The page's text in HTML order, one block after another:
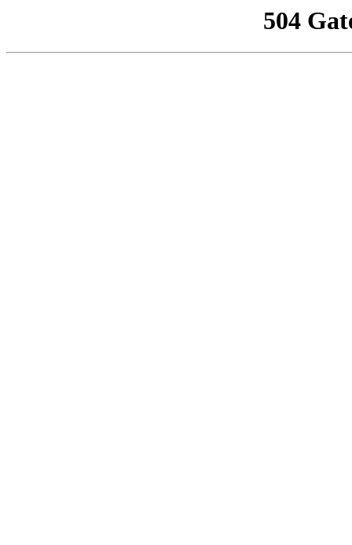
504